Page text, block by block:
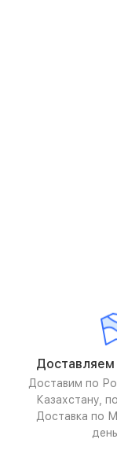
Доставляем
Доставим по
Казахстану,
Доставка по